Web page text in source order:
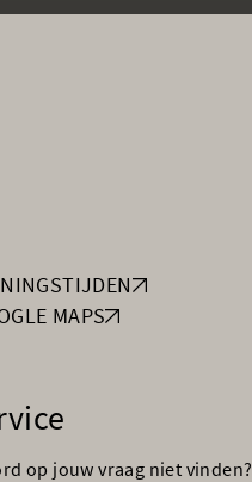
MAPS
op jouw vraag niet vinden?